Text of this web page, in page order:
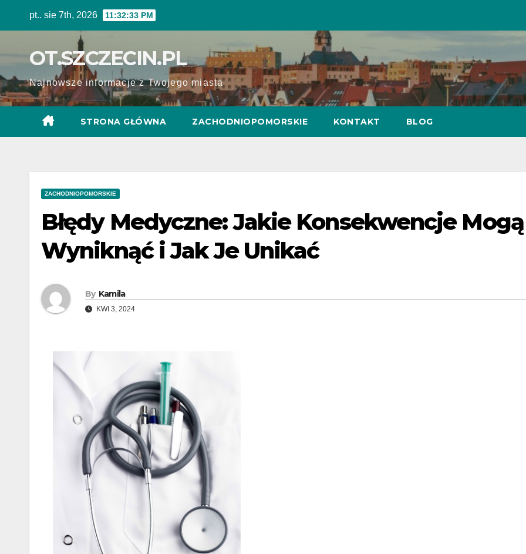
pt.. sie 7th, 2026 11:32:34 PM
OT.SZCZECIN.PL
Najnowsze informacje z Twojego miasta
STRONA GŁÓWNA ZACHODNIOPOMORSKIE KONTAKT BLOG
ZACHODNIOPOMORSKIE
Błędy Medyczne: Jakie Konsekwencje Mogą
Wyniknąć i Jak Je Unikać
By Kamila
KWI 3, 2024